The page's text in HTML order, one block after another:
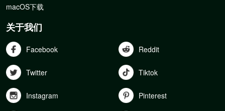
macOS下载
关于我们
Facebook Reddit
Twitter Tiktok
Instagram Pinterest